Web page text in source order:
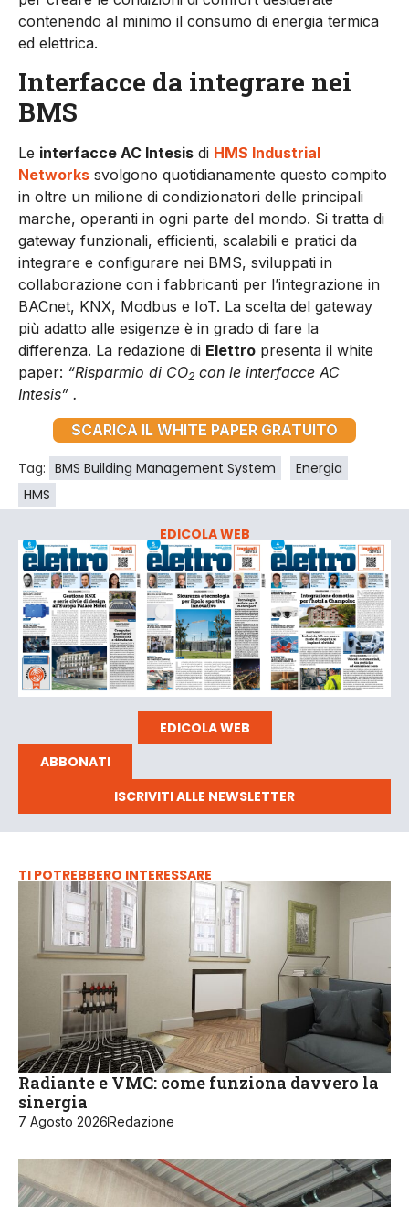
contenendo al minimo il consumo di energia termica
ed elettrica.
Interfacce da integrare nei
BMS
Le interfacce AC Intesis di HMS Industrial
Networks svolgono quotidianamente questo compito
in oltre un milione di condizionatori delle principali
marche, operanti in ogni parte del mondo. Si tratta di
gateway funzionali, efficienti, scalabili e pratici da
integrare e configurare nei BMS, sviluppati in
collaborazione con i fabbricanti per l’integrazione in
BACnet, KNX, Modbus e IoT. La scelta del gateway
più adatto alle esigenze è in grado di fare la
differenza. La redazione di Elettro presenta il white
paper: “Risparmio di CO2 con le interfacce AC
Intesis” .
SCARICA IL WHITE PAPER GRATUITO
Tag: BMS Building Management System
Energia
HMS
EDICOLA WEB
EDICOLA WEB
ABBONATI
ISCRIVITI ALLE NEWSLETTER
TI POTREBBERO INTERESSARE
Radiante e VMC: come funziona davvero la
sinergia
7 Agosto 2026 Redazione